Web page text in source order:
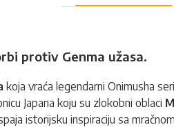
protiv Genma užasa.
koja vraća legendarni Onimusha
Japana koju su zlokobni oblaci
istorijsku inspiraciju sa